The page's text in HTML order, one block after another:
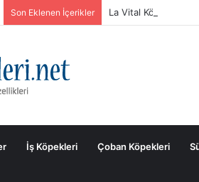
Son Eklenen İçerikler La Vital Köpek
İş Köpekleri Çoban Köpekleri